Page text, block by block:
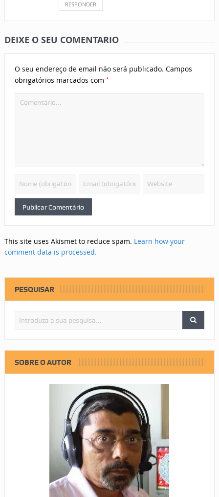
RESPONDER
DEIXE O SEU COMENTÁRIO
O seu endereço de email não será publicado. Campos
obrigatórios marcados com *
This site uses Akismet to reduce spam. Learn how your
comment data is processed.
PESQUISAR
SOBRE O AUTOR